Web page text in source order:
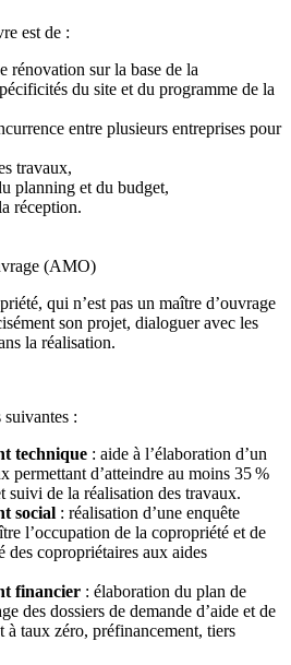
est de :
rénovation sur la base de la
du site et du programme de la
entre plusieurs entreprises pour
travaux,
planning et du budget,
réception.
(AMO)
qui n’est pas un maître d’ouvrage
son projet, dialoguer avec les
la réalisation.
:
technique : aide à l’élaboration d’un
permettant d’atteindre au moins 35 %
suivi de la réalisation des travaux.
social : réalisation d’une enquête
l’occupation de la copropriété et de
des copropriétaires aux aides
financier : élaboration du plan de
des dossiers de demande d’aide et de
à taux zéro, préfinancement, tiers